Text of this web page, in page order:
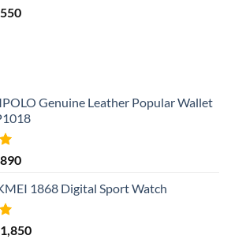
550Current
Genuine Leather Popular Wallet
890Current
is:1868 Digital Sport Watch
1,850Current